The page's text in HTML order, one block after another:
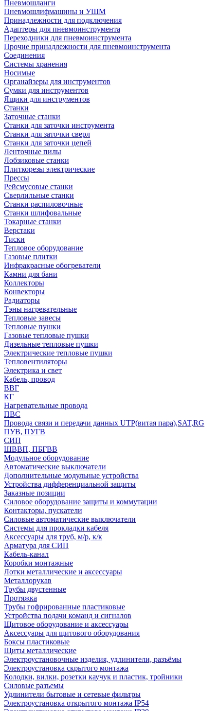
Пневмошланги
Пневмошлифмашины и УШМ
Принадлежности для подключения
Адаптеры для пневмоинструмента
Переходники для пневмоинструмента
Прочие принадлежности для пневмоинструмента
Соединения
Системы хранения
Носимые
Органайзеры для инструментов
Сумки для инструментов
Ящики для инструментов
Станки
Заточные станки
Станки для заточки инструмента
Станки для заточки сверл
Станки для заточки цепей
Ленточные пилы
Лобзиковые станки
Плиткорезы электрические
Прессы
Рейсмусовые станки
Сверлильные станки
Станки распиловочные
Станки шлифовальные
Токарные станки
Верстаки
Тиски
Тепловое оборудование
Газовые плитки
Инфракрасные обогреватели
Камни для бани
Коллекторы
Конвекторы
Радиаторы
Тэны нагревательные
Тепловые завесы
Тепловые пушки
Газовые тепловые пушки
Дизельные тепловые пушки
Электрические тепловые пушки
Тепловентиляторы
Электрика и свет
Кабель, провод
ВВГ
КГ
Нагревательные провода
ПВС
Провода связи и передачи данных UTP(витая пара),SAT,RG
ПУВ, ПУГВ
СИП
ШВВП, ПБГВВ
Модульное оборудование
Автоматические выключатели
Дополнительные модульные устройства
Устройства дифференциальной защиты
Заказные позиции
Силовое оборудование защиты и коммутации
Контакторы, пускатели
Силовые автоматические выключатели
Системы для прокладки кабеля
Аксессуары для труб, м/р, к/к
Арматура для СИП
Кабель-канал
Коробки монтажные
Лотки металлические и аксессуары
Металлорукав
Трубы двустенные
Протяжка
Трубы гофрированные пластиковые
Устройства подачи команд и сигналов
Щитовое оборудование и аксессуары
Аксессуары для щитового оборудования
Боксы пластиковые
Щиты металлические
Электроустановочные изделия, удлинители, разъёмы
Электроустановка скрытого монтажа
Колодки, вилки, розетки каучук и пластик, тройники
Силовые разъемы
Удлинители бытовые и сетевые фильтры
Электроустановка открытого монтажа IP54